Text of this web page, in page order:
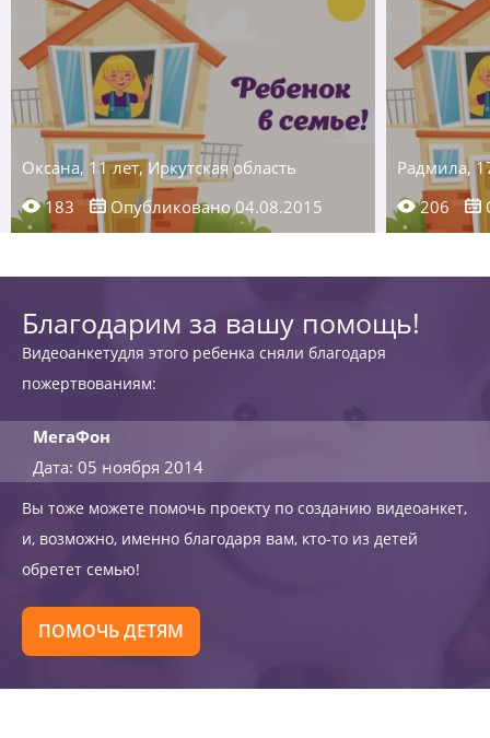
Оксана, 11 лет, Иркутская область
183
Опубликовано 04.08.2015
Радмила,
206
Благодарим за вашу помощь!
Видеоанкетудля этого ребенка сняли благодаря
пожертвованиям:
МегаФон
Дата: 05 ноября 2014
Вы тоже можете помочь проекту по созданию видеоанкет,
и, возможно, именно благодаря вам, кто-то из детей
обретет семью!
ПОМОЧЬ ДЕТЯМ